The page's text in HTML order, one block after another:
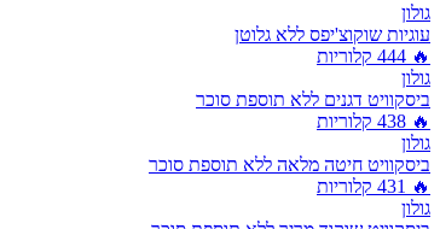
גולון
עוגיות שוקוצ'יפס ללא גלוטן
🔥
444 קלוריות
גולון
ביסקוויט דגנים ללא תוספת סוכר
🔥
438 קלוריות
גולון
ביסקוויט חיטה מלאה ללא תוספת סוכר
🔥
431 קלוריות
גולון